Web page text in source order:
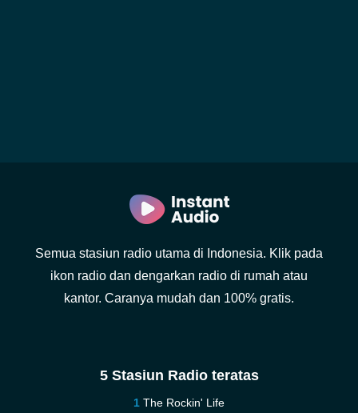
Semua stasiun radio utama di Indonesia. Klik pada
ikon radio dan dengarkan radio di rumah atau
kantor. Caranya mudah dan 100% gratis.
5 Stasiun Radio teratas
The Rockin' Life